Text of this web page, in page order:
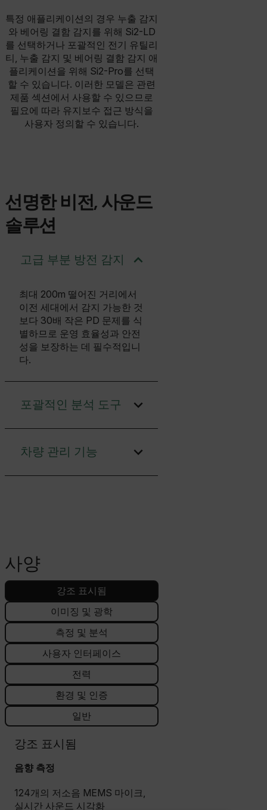
특정 애플리케이션의 경우 누출 감지
와 베어링 결함 감지를 위해 Si2-LD
를 선택하거나 포괄적인 전기 유틸리
티, 누출 감지 및 베어링 결함 감지 애
플리케이션을 위해 Si2-Pro를 선택
할 수 있습니다. 이러한 모델은 관련
제품 섹션에서 사용할 수 있으므로
필요에 따라 유지보수 접근 방식을
사용자 정의할 수 있습니다.
선명한 비전, 사운드
솔루션
고급 부분 방전 감지
최대 200m 떨어진 거리에서
이전 세대에서 감지 가능한 것
보다 30배 작은 PD 문제를 식
별하므로 운영 효율성과 안전
성을 보장하는 데 필수적입니
다.
포괄적인 분석 도구
차량 관리 기능
사양
강조 표시됨
이미징 및 광학
측정 및 분석
사용자 인터페이스
전력
환경 및 인증
일반
강조 표시됨
음향 측정
124개의 저소음 MEMS 마이크,
실시간 사운드 시각화